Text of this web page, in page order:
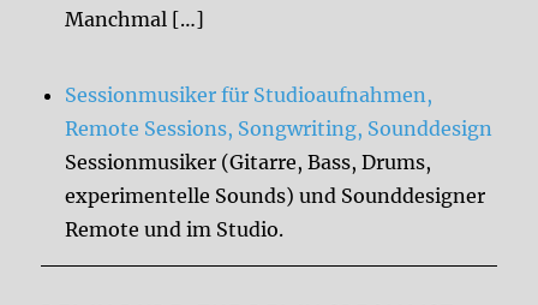
Manchmal […]
Sessionmusiker für Studioaufnahmen,
Remote Sessions, Songwriting, Sounddesign
Sessionmusiker (Gitarre, Bass, Drums,
experimentelle Sounds) und Sounddesigner
Remote und im Studio.